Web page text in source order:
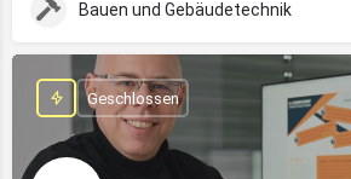
Bauen und Gebäudetechnik
Geschlossen